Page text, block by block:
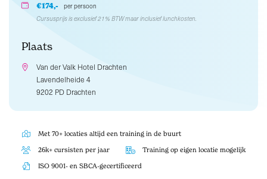
€174,-
per persoon
Cursusprijs is exclusief 21% BTW maar inclusief lunchkosten.
Plaats
Van der Valk Hotel Drachten
Lavendelheide 4
9202 PD Drachten
Met 70+ locaties altijd een training in de buurt
26k+ cursisten per jaar Training op eigen locatie mogelijk
ISO 9001- en SBCA-gecertificeerd